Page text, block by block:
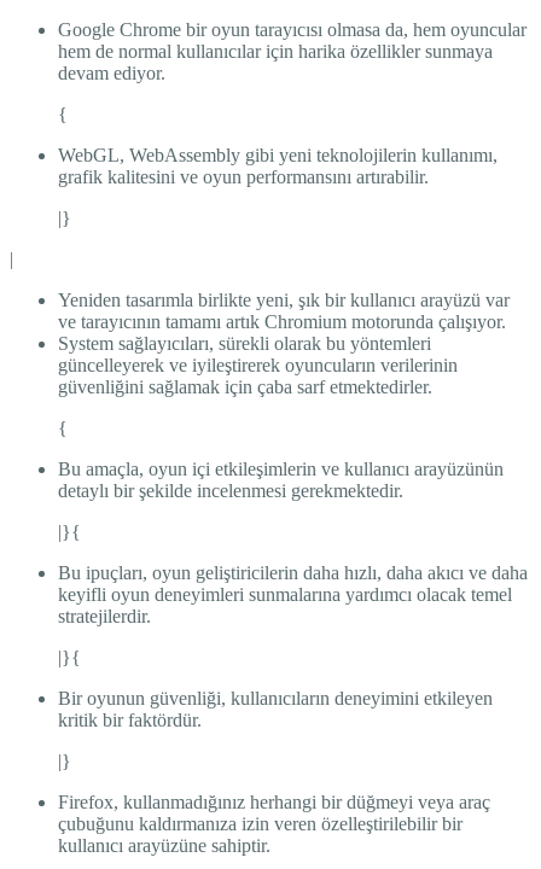
Google Chrome bir oyun tarayıcısı olmasa da, hem oyuncular
hem de normal kullanıcılar için harika özellikler sunmaya
devam ediyor.
{
WebGL, WebAssembly gibi yeni teknolojilerin kullanımı,
grafik kalitesini ve oyun performansını artırabilir.
|}
|
Yeniden tasarımla birlikte yeni, şık bir kullanıcı arayüzü var
ve tarayıcının tamamı artık Chromium motorunda çalışıyor.
System sağlayıcıları, sürekli olarak bu yöntemleri
güncelleyerek ve iyileştirerek oyuncuların verilerinin
güvenliğini sağlamak için çaba sarf etmektedirler.
{
Bu amaçla, oyun içi etkileşimlerin ve kullanıcı arayüzünün
detaylı bir şekilde incelenmesi gerekmektedir.
|}{
Bu ipuçları, oyun geliştiricilerin daha hızlı, daha akıcı ve daha
keyifli oyun deneyimleri sunmalarına yardımcı olacak temel
stratejilerdir.
|}{
Bir oyunun güvenliği, kullanıcıların deneyimini etkileyen
kritik bir faktördür.
|}
Firefox, kullanmadığınız herhangi bir düğmeyi veya araç
çubuğunu kaldırmanıza izin veren özelleştirilebilir bir
kullanıcı arayüzüne sahiptir.